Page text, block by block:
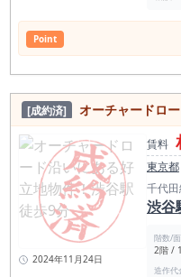
Point
[成約済] オーチャードロー
2024年11月24日
賃料
東京都
千代田
渋谷
階数/
2階 /
造作代